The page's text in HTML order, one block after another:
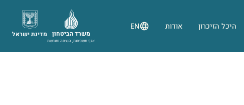
היכל הזיכרון אודות EN
מדינת ישראל משרד הביטחון
אגף משפחות, הנצחה ומורשת